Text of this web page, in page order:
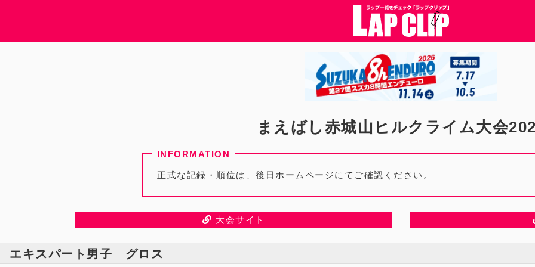
まえばし赤城山ヒルクライム大会
正式な記録・順位は、後日ホームページにてご確認ください。
大会サイト
エキスパート男子 グロス